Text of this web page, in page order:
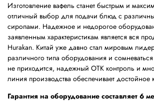
Изготовление вафель станет быстрым и
отличный выбор для подачи блюд с
сиропами. Надежное и недорогое
заявленным характеристикам является вся
Hurakan. Китай уже давно стал мировым
различного типа оборудования и
не приходится, надежный ОТК контроль и
линия производства обеспечивает достойное
Гарантия на оборудование составляет 6